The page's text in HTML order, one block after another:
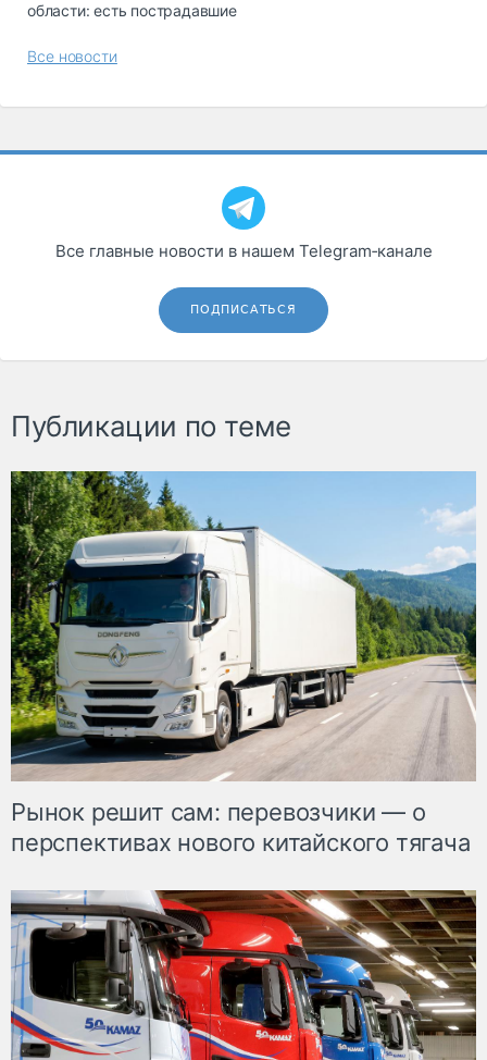
области: есть пострадавшие
Все новости
Все главные новости в нашем Telegram‑канале
ПОДПИСАТЬСЯ
Публикации по теме
Рынок решит сам: перевозчики — о
перспективах нового китайского тягача